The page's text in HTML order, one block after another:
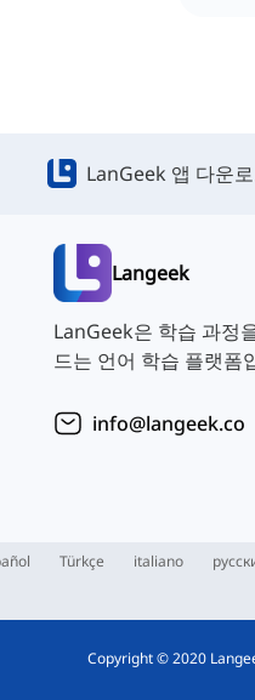
LanGeek 앱 다운
Langeek
LanGeek은 학습 과정
드는 언어 학습 플랫폼
info@langeek.co
Türkçe italiano
Copyright © 2020